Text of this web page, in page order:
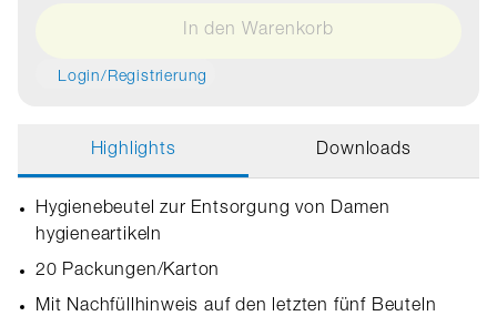
In den Warenkorb
Login/Registrierung
Highlights Downloads
Hygienebeutel zur Entsorgung von Damen
hygieneartikeln
20 Packungen/Karton
Mit Nachfüllhinweis auf den letzten fünf Beuteln